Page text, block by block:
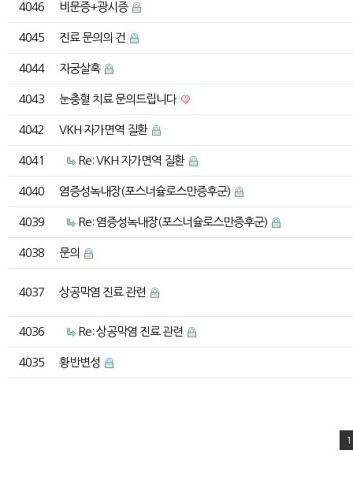
4046 비문증+광시증
4045 진료 문의의 건
4044 자궁살혹
4043 눈충혈 치료 문의드립니다
4042 VKH 자가면역 질환
4041 Re: VKH 자가면역 질환
4040 염증성녹내장(포스너슐로스만증후군)
4039 Re: 염증성녹내장(포스너슐로스만증후군)
4038 문의
4037 상공막염 진료 관련
4036 Re: 상공막염 진료 관련
4035 황반변성
1